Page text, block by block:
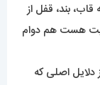
بند، قفل از
هست هم دوام
اصلی که